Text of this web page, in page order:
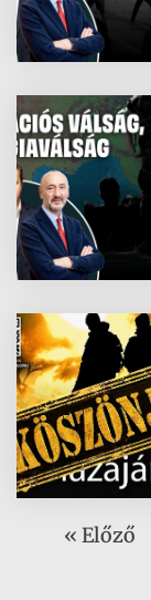
« Előző